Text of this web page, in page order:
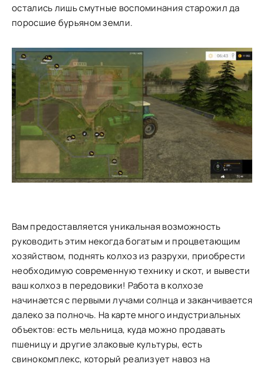
остались лишь смутные воспоминания старожил да
поросшие бурьяном земли.
Вам предоставляется уникальная возможность
руководить этим некогда богатым и процветающим
хозяйством, поднять колхоз из разрухи, приобрести
необходимую современную технику и скот, и вывести
ваш колхоз в передовики! Работа в колхозе
начинается с первыми лучами солнца и заканчивается
далеко за полночь. На карте много индустриальных
объектов: есть мельница, куда можно продавать
пшеницу и другие злаковые культуры, есть
свинокомплекс, который реализует навоз на